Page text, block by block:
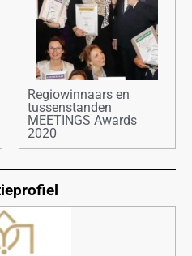
Regiowinnaars en
tussenstanden
MEETINGS Awards
2020